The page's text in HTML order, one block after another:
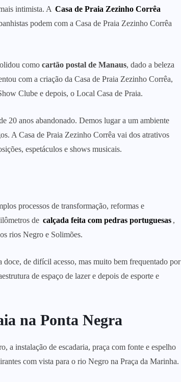
intimista. A Casa de Praia Zezinho Corrêa
podem com a Casa de Praia Zezinho Corrêa
como cartão postal de Manaus, dado a beleza
com a criação da Casa de Praia Zezinho Corrêa,
Clube e depois, o Local Casa de Praia.
20 anos abandonado. Demos lugar a um ambiente
A Casa de Praia Zezinho Corrêa vai dos atrativos
espetáculos e shows musicais.
processos de transformação, reformas e
de calçada feita com pedras portuguesas ,
rios Negro e Solimões.
doce, de difícil acesso, mas muito bem frequentado por
de espaço de lazer e depois de esporte e
na Ponta Negra
a instalação de escadaria, praça com fonte e espelho
com vista para o rio Negro na Praça da Marinha.